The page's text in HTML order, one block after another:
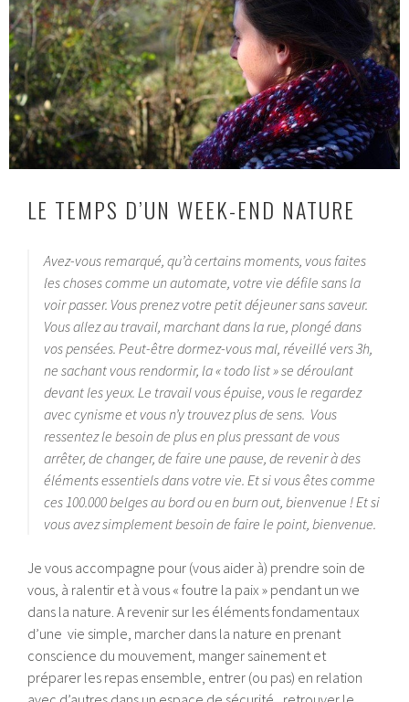
LE TEMPS D’UN WEEK-END NATURE
Avez-vous remarqué, qu’à certains moments, vous faites
les choses comme un automate, votre vie défile sans la
voir passer. Vous prenez votre petit déjeuner sans saveur.
Vous allez au travail, marchant dans la rue, plongé dans
vos pensées. Peut-être dormez-vous mal, réveillé vers 3h,
ne sachant vous rendormir, la « todo list » se déroulant
devant les yeux. Le travail vous épuise, vous le regardez
avec cynisme et vous n’y trouvez plus de sens. Vous
ressentez le besoin de plus en plus pressant de vous
arrêter, de changer, de faire une pause, de revenir à des
éléments essentiels dans votre vie. Et si vous êtes comme
ces 100.000 belges au bord ou en burn out, bienvenue ! Et si
vous avez simplement besoin de faire le point, bienvenue.
Je vous accompagne pour (vous aider à) prendre soin de
vous, à ralentir et à vous « foutre la paix » pendant un we
dans la nature. A revenir sur les éléments fondamentaux
d’une vie simple, marcher dans la nature en prenant
conscience du mouvement, manger sainement et
préparer les repas ensemble, entrer (ou pas) en relation